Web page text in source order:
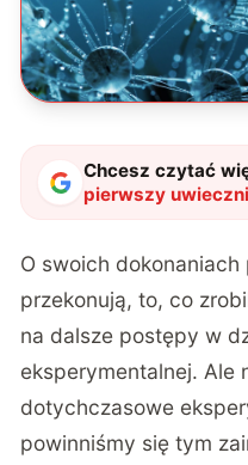
Chcesz czytać
pierwszy
wodzie.
O swoich
przekonują, to, co
na dalsze postępy w
eksperymentalnej. Ale
dotychczasowe
powinniśmy się tym